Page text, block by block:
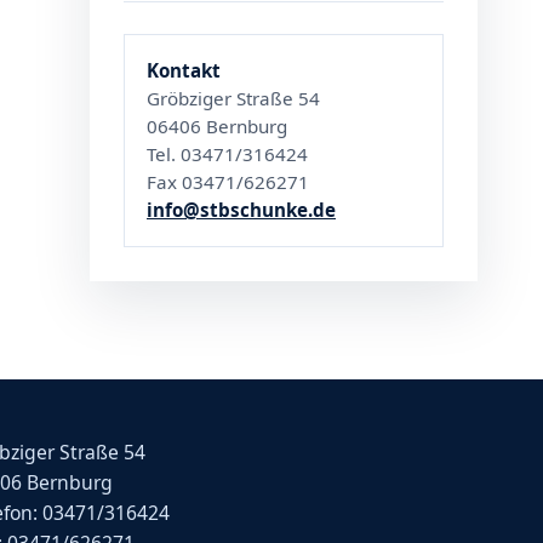
Kontakt
Gröbziger Straße 54
06406 Bernburg
Tel. 03471/316424
Fax 03471/626271
info@stbschunke.de
Straße 54
Bernburg
03471/316424